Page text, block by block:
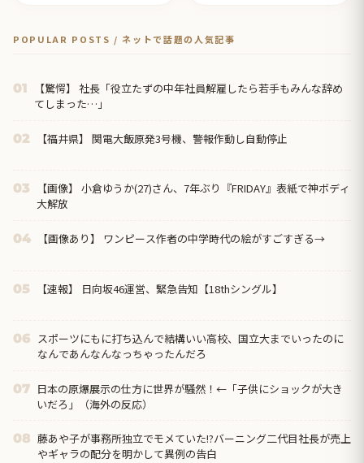
POPULAR POSTS / ネットで話題の人気記事
01
【驚愕】 社長「役立たずの中年社員解雇したら若手もみんな辞め
てしまった…」
02 【福井県】 関電大飯原発3号機、警報作動し自動停止
03
【画像】 小倉ゆうか(27)さん、7年ぶり『FRIDAY』表紙で神ボディ
大解放
04 【画像あり】 ワンピース作者の中学時代の絵がすごすぎる→
05 【速報】 日向坂46運営、緊急告知【18thシングル】
06 スポーツにもに打ち込んで結構いい高校、国立大までいったのに
なんであんなんなっちゃったんだろ
07 日本の原爆展示の仕方に世界が騒然！←「子供にショックが大き
いだろ」（海外の反応）
08 藤あや子が事務所独立でモメていた!?バーニング二代目社長が売上
やギャラの配分を明かして異例の告白